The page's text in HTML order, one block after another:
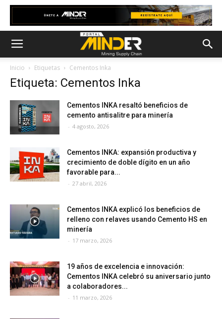
Inicio Etiquetas Cementos Inka
Etiqueta: Cementos Inka
Cementos INKA resaltó beneficios de
cemento antisalitre para minería
- 4 agosto, 2026
Cementos INKA: expansión productiva y
crecimiento de doble dígito en un año
favorable para...
- 27 abril, 2026
Cementos INKA explicó los beneficios de
relleno con relaves usando Cemento HS en
minería
- 17 marzo, 2026
19 años de excelencia e innovación:
Cementos INKA celebró su aniversario junto
a colaboradores...
- 11 marzo, 2026